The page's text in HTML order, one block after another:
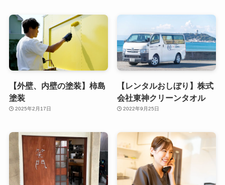
【外壁、内壁の塗装】柿島
塗装
2025年2月17日
【レンタルおしぼり】株式
会社東神クリーンタオル
2022年9月25日